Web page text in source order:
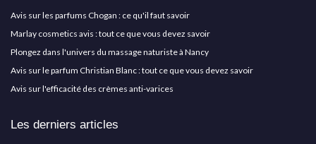
Avis sur les parfums Chogan : ce qu'il faut savoir
Marlay cosmetics avis : tout ce que vous devez savoir
Plongez dans l'univers du massage naturiste à Nancy
Avis sur le parfum Christian Blanc : tout ce que vous devez savoir
Avis sur l'efficacité des crèmes anti-varices
Les derniers articles